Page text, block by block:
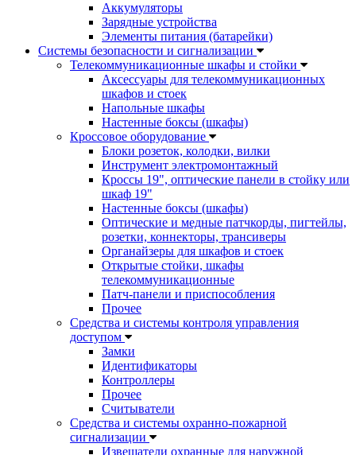
Аккумуляторы
Зарядные устройства
Элементы питания (батарейки)
Системы безопасности и сигнализации
Телекоммуникационные шкафы и стойки
Аксессуары для телекоммуникационных
шкафов и стоек
Напольные шкафы
Настенные боксы (шкафы)
Кроссовое оборудование
Блоки розеток, колодки, вилки
Инструмент электромонтажный
Кроссы 19", оптические панели в стойку или
шкаф 19"
Настенные боксы (шкафы)
Оптические и медные патчкорды, пигтейлы,
розетки, коннекторы, трансиверы
Органайзеры для шкафов и стоек
Открытые стойки, шкафы
телекоммуникационные
Патч-панели и приспособления
Прочее
Средства и системы контроля управления
доступом
Замки
Идентификаторы
Контроллеры
Прочее
Считыватели
Средства и системы охранно-пожарной
сигнализации
Извещатели охранные для наружной